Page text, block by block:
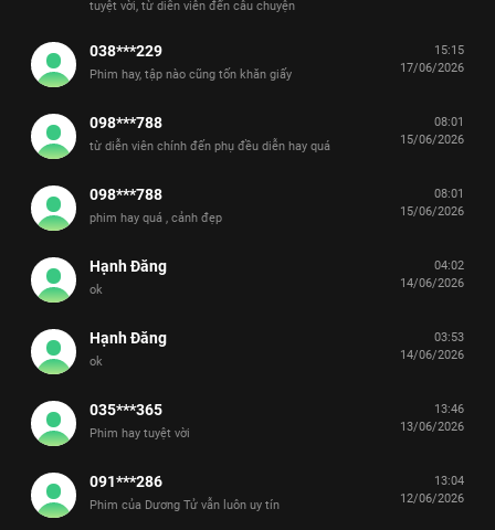
tuyệt vời, từ diễn viên đến câu chuyện
038***229
Phim hay, tập nào cũng tốn khăn giấy
15:15
17/06/2026
098***788
từ diễn viên chính đến phụ đều diễn hay quá
08:01
15/06/2026
098***788
phim hay quá , cảnh đẹp
08:01
15/06/2026
Hạnh Đăng
ok
04:02
14/06/2026
Hạnh Đăng
ok
03:53
14/06/2026
035***365
Phim hay tuyệt vời
13:46
13/06/2026
091***286
Phim của Dương Tử vẫn luôn uy tín
13:04
12/06/2026